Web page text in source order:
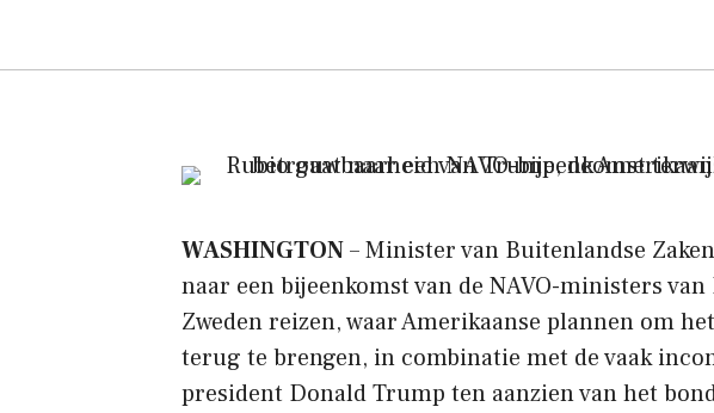
WASHINGTON– Minister van Buitenlandse
naar een bijeenkomst van de NAVO-ministers
Zweden reizen, waar Amerikaanse plannen om
terug te brengen, in combinatie met de vaak
president Donald Trump ten aanzien van het